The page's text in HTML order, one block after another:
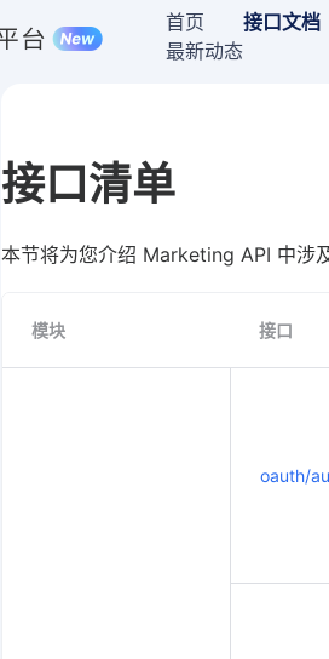
首页 接口文档
最新动态
接口清单
本节将为您介绍 Marketing API 中涉
模块 接口
oauth/